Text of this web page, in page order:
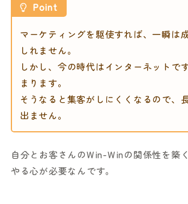
Point
マーケティングを駆使すれば、一瞬は
しれません。
しかし、今の時代はインターネットで
まります。
そうなると集客がしにくくなるので、
出ません。
自分とお客さんのWin-Winの関係性を築
やる心が必要なんです。